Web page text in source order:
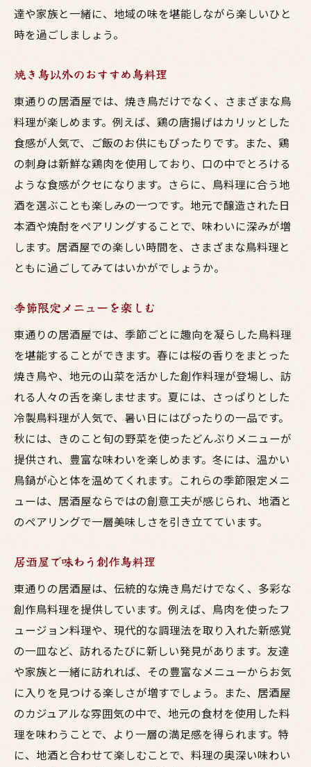
達や家族と一緒に、地域の味を堪能しながら楽しいひと
時を過ごしましょう。
焼き鳥以外のおすすめ鳥料理
東通りの居酒屋では、焼き鳥だけでなく、さまざまな鳥
料理が楽しめます。例えば、鶏の唐揚げはカリッとした
食感が人気で、ご飯のお供にもぴったりです。また、鶏
の刺身は新鮮な鶏肉を使用しており、口の中でとろける
ような食感がクセになります。さらに、鳥料理に合う地
酒を選ぶことも楽しみの一つです。地元で醸造された日
本酒や焼酎をペアリングすることで、味わいに深みが増
します。居酒屋での楽しい時間を、さまざまな鳥料理と
ともに過ごしてみてはいかがでしょうか。
季節限定メニューを楽しむ
東通りの居酒屋では、季節ごとに趣向を凝らした鳥料理
を堪能することができます。春には桜の香りをまとった
焼き鳥や、地元の山菜を活かした創作料理が登場し、訪
れる人々の舌を楽しませます。夏には、さっぱりとした
冷製鳥料理が人気で、暑い日にはぴったりの一品です。
秋には、きのこと旬の野菜を使ったどんぶりメニューが
提供され、豊富な味わいを楽しめます。冬には、温かい
鳥鍋が心と体を温めてくれます。これらの季節限定メニ
ューは、居酒屋ならではの創意工夫が感じられ、地酒と
のペアリングで一層美味しさを引き立てています。
居酒屋で味わう創作鳥料理
東通りの居酒屋は、伝統的な焼き鳥だけでなく、多彩な
創作鳥料理を提供しています。例えば、鳥肉を使ったフ
ュージョン料理や、現代的な調理法を取り入れた新感覚
の一皿など、訪れるたびに新しい発見があります。友達
や家族と一緒に訪れれば、その豊富なメニューからお気
に入りを見つける楽しさが増すでしょう。また、居酒屋
のカジュアルな雰囲気の中で、地元の食材を使用した料
理を味わうことで、より一層の満足感を得られます。特
に、地酒と合わせて楽しむことで、料理の奥深い味わい